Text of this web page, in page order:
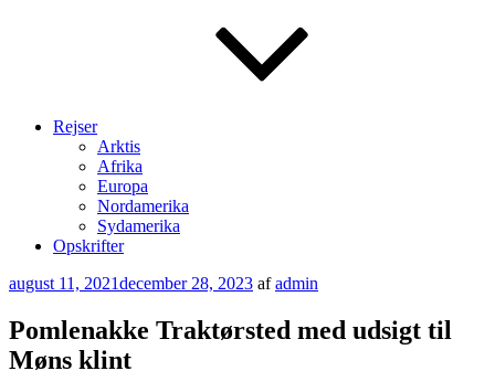
Rejser
Arktis
Afrika
Europa
Nordamerika
Sydamerika
Opskrifter
Udgivet
august 11, 2021december 28, 2023 afadmin
Pomlenakke Traktørsted med udsigt til
Møns klint